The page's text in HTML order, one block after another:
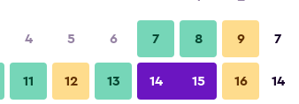
Oferta más barata de precio por noche
Proveedor Total noche
4 5 6 7 8 9
11 12 13 14 15 16
7
14